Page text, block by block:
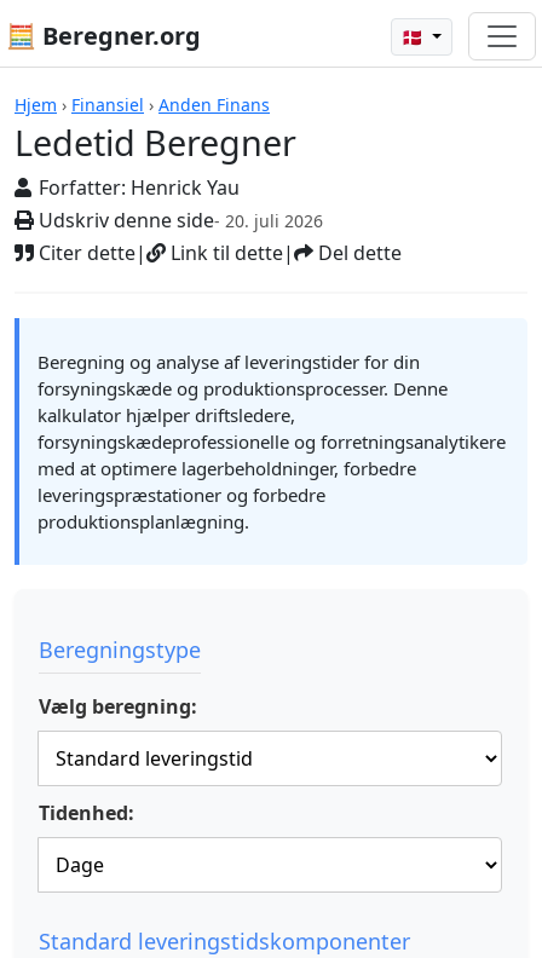
🧮 Beregner.org 🇩🇰
Hjem › Finansiel › Anden Finans
Ledetid Beregner
Forfatter: Henrick Yau
Udskriv denne side- 20. juli 2026
Citer dette| Link til dette| Del dette
Beregnere
Beregning og analyse af leveringstider for din
forsyningskæde og produktionsprocesser. Denne
kalkulator hjælper driftsledere,
forsyningskædeprofessionelle og forretningsanalytikere
med at optimere lagerbeholdninger, forbedre
leveringspræstationer og forbedre
produktionsplanlægning.
Beregningstype
Vælg beregning:
Tidenhed:
Standard leveringstidskomponenter